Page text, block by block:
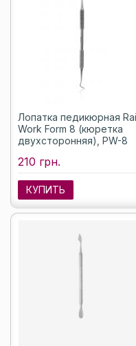
Лопатка педикюрная
Work Form 8 (кюретка
двухсторонняя), PW-8
210 грн.
КУПИТЬ